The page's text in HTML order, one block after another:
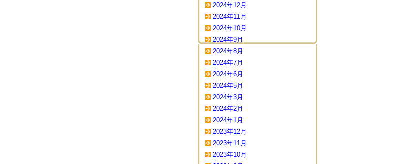
2024年12月
2024年11月
2024年10月
2024年9月
2024年8月
2024年7月
2024年6月
2024年5月
2024年3月
2024年2月
2024年1月
2023年12月
2023年11月
2023年10月